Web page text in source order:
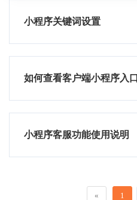
小程序关键词设置
如何查看客户端小程序入口
小程序客服功能使用说明
« 1